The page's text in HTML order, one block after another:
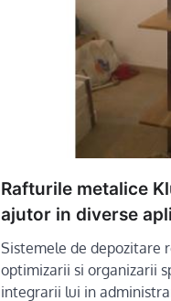
Rafturile metalice
ajutor in diverse
Sistemele de depozitare
optimizarii si organizarii
integrarii lui in